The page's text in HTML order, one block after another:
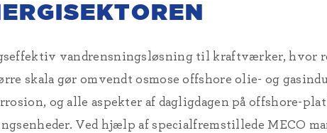
vandrensningsløsning til kraftværker, hvor
skala gør omvendt osmose offshore olie- og
og alle aspekter af dagligdagen på offshore-
Ved hjælp af specialfremstillede MECO